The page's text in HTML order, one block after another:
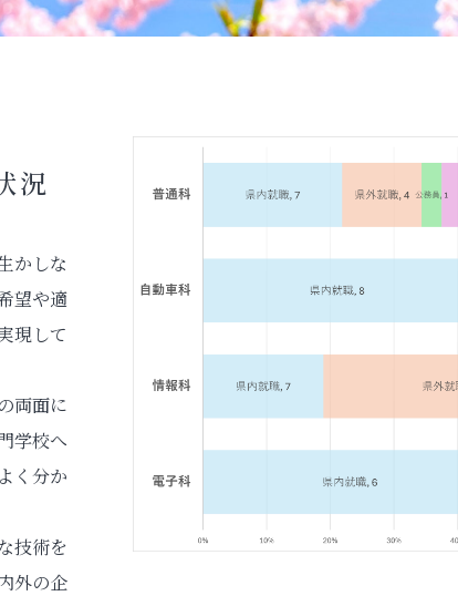
況
かしな
望や適
現して
両面に
学校へ
く分か
技術を
外の企